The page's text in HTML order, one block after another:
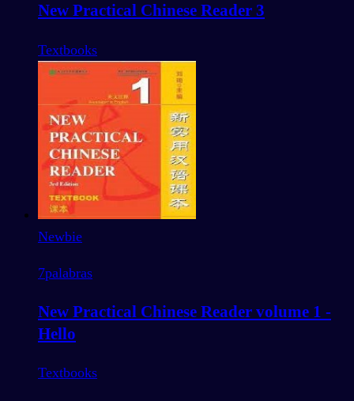
New Practical Chinese Reader 3
Textbooks
Newbie
7palabras
New Practical Chinese Reader volume 1 -
Hello
Textbooks